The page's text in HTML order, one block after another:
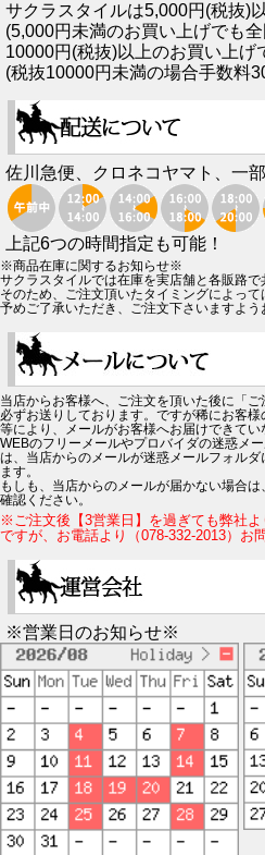
サクラスタイルは5,000円(税抜)
(5,000円未満のお買い上げでも
10000円(税抜)以上のお買い上げ
(税抜10000円未満の場合手数料
佐川急便、クロネコヤマト、一
上記6つの時間指定も可能！
※商品在庫に関するお知らせ※
サクラスタイルでは在庫を実店舗と各販路で
そのため、ご注文頂いたタイミングによって
予めご了承いただき、ご注文下さいますよう
当店からお客様へ、ご注文を頂いた後に「
必ずお送りしております。ですが稀にお客
等により、メールがお客様へお届けできてい
WEBのフリーメールやプロバイダの迷惑メ
は、当店からのメールが迷惑メールフォル
ます。
もしも、当店からのメールが届かない場合
確認ください。
※ご注文後【3営業日】を過ぎても弊社
ですが、お電話より（078-332-2013）お
※営業日のお知らせ※